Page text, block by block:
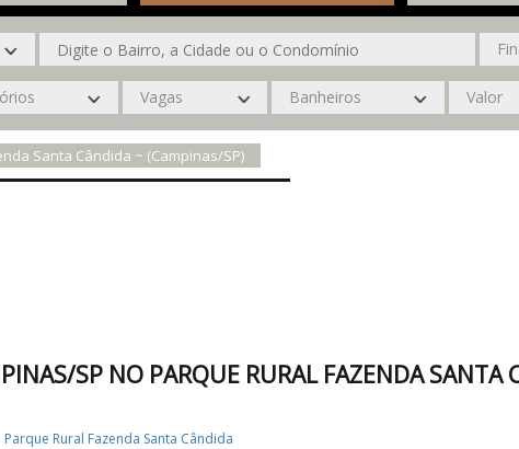
Santa Cândida ~ (Campinas/SP)
SP NO PARQUE RURAL FAZENDA SANTA
Parque Rural Fazenda Santa Cândida